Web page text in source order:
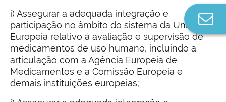
i) Assegurar a adequada integração e
participação no âmbito do sistema da União
Europeia relativo à avaliação e supervisão de
medicamentos de uso humano, incluindo a
articulação com a Agência Europeia de
Medicamentos e a Comissão Europeia e
demais instituições europeias;